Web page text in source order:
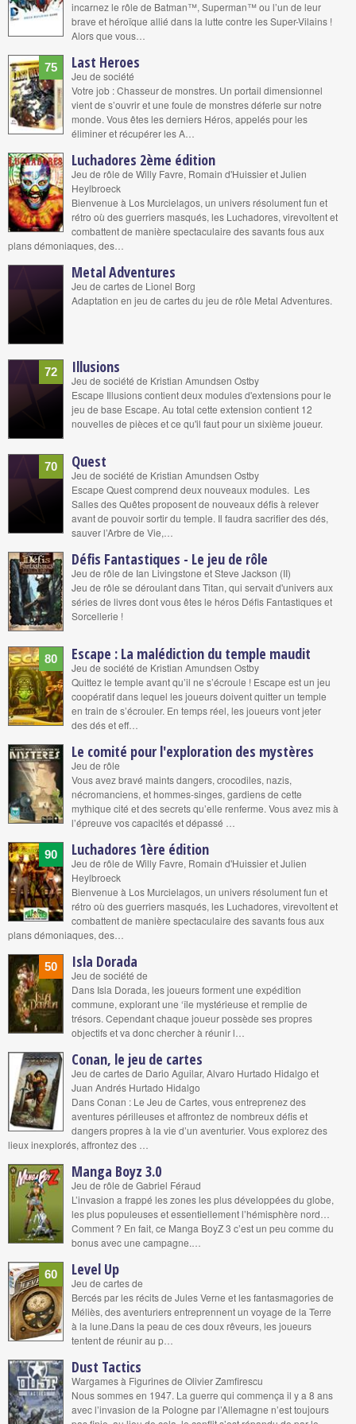
incarnez le rôle de Batman™, Superman™ ou l’un de leur
brave et héroïque allié dans la lutte contre les Super-Vilains !
Alors que vous…
75 Last Heroes
Jeu de société
Votre job : Chasseur de monstres. Un portail dimensionnel
vient de s’ouvrir et une foule de monstres déferle sur notre
monde. Vous êtes les derniers Héros, appelés pour les
éliminer et récupérer les A…
Luchadores 2ème édition
Jeu de rôle de Willy Favre, Romain d'Huissier et Julien
Heylbroeck
Bienvenue à Los Murcielagos, un univers résolument fun et
rétro où des guerriers masqués, les Luchadores, virevoltent et
combattent de manière spectaculaire des savants fous aux
plans démoniaques, des…
Metal Adventures
Jeu de cartes de Lionel Borg
Adaptation en jeu de cartes du jeu de rôle Metal Adventures.
72 Illusions
Jeu de société de Kristian Amundsen Ostby
Escape Illusions contient deux modules d'extensions pour le
jeu de base Escape. Au total cette extension contient 12
nouvelles de pièces et ce qu'il faut pour un sixième joueur.
70 Quest
Jeu de société de Kristian Amundsen Ostby
Escape Quest comprend deux nouveaux modules. Les
Salles des Quêtes proposent de nouveaux défis à relever
avant de pouvoir sortir du temple. Il faudra sacrifier des dés,
sauver l’Arbre de Vie,…
Défis Fantastiques - Le jeu de rôle
Jeu de rôle de Ian Livingstone et Steve Jackson (II)
Jeu de rôle se déroulant dans Titan, qui servait d'univers aux
séries de livres dont vous êtes le héros Défis Fantastiques et
Sorcellerie !
80 Escape : La malédiction du temple maudit
Jeu de société de Kristian Amundsen Ostby
Quittez le temple avant qu’il ne s’écroule ! Escape est un jeu
coopératif dans lequel les joueurs doivent quitter un temple
en train de s’écrouler. En temps réel, les joueurs vont jeter
des dés et eff…
Le comité pour l'exploration des mystères
Jeu de rôle
Vous avez bravé maints dangers, crocodiles, nazis,
nécromanciens, et hommes-singes, gardiens de cette
mythique cité et des secrets qu’elle renferme. Vous avez mis à
l’épreuve vos capacités et dépassé …
90 Luchadores 1ère édition
Jeu de rôle de Willy Favre, Romain d'Huissier et Julien
Heylbroeck
Bienvenue à Los Murcielagos, un univers résolument fun et
rétro où des guerriers masqués, les Luchadores, virevoltent et
combattent de manière spectaculaire des savants fous aux
plans démoniaques, des…
50 Isla Dorada
Jeu de société de
Dans Isla Dorada, les joueurs forment une expédition
commune, explorant une ‘île mystérieuse et remplie de
trésors. Cependant chaque joueur possède ses propres
objectifs et va donc chercher à réunir l…
Conan, le jeu de cartes
Jeu de cartes de Dario Aguilar, Alvaro Hurtado Hidalgo et
Juan Andrés Hurtado Hidalgo
Dans Conan : Le Jeu de Cartes, vous entreprenez des
aventures périlleuses et affrontez de nombreux défis et
dangers propres à la vie d’un aventurier. Vous explorez des
lieux inexplorés, affrontez des …
Manga Boyz 3.0
Jeu de rôle de Gabriel Féraud
L’invasion a frappé les zones les plus développées du globe,
les plus populeuses et essentiellement l’hémisphère nord…
Comment ? En fait, ce Manga BoyZ 3 c’est un peu comme du
bonus avec une campagne.…
60 Level Up
Jeu de cartes de
Bercés par les récits de Jules Verne et les fantasmagories de
Méliès, des aventuriers entreprennent un voyage de la Terre
à la lune.Dans la peau de ces doux rêveurs, les joueurs
tentent de réunir au p…
Dust Tactics
Wargames à Figurines de Olivier Zamfirescu
Nous sommes en 1947. La guerre qui commença il y a 8 ans
avec l’invasion de la Pologne par l’Allemagne n’est toujours